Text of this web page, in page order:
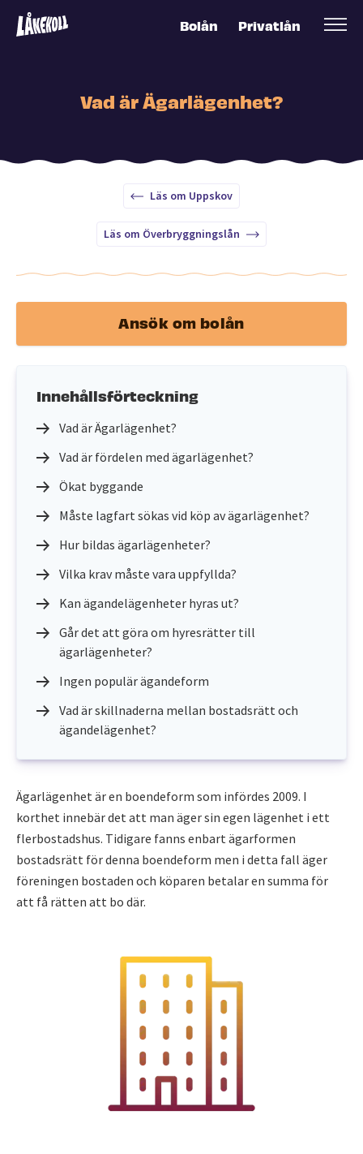
Bolån Privatlån
Vad är Ägarlägenhet?
Läs om Uppskov
Läs om Överbryggningslån
Ansök om bolån
Innehållsförteckning
Vad är Ägarlägenhet?
Vad är fördelen med ägarlägenhet?
Ökat byggande
Måste lagfart sökas vid köp av ägarlägenhet?
Hur bildas ägarlägenheter?
Vilka krav måste vara uppfyllda?
Kan ägandelägenheter hyras ut?
Går det att göra om hyresrätter till
ägarlägenheter?
Ingen populär ägandeform
Vad är skillnaderna mellan bostadsrätt och
ägandelägenhet?
Ägarlägenhet är en boendeform som infördes 2009. I
korthet innebär det att man äger sin egen lägenhet i ett
flerbostadshus. Tidigare fanns enbart ägarformen
bostadsrätt för denna boendeform men i detta fall äger
föreningen bostaden och köparen betalar en summa för
att få rätten att bo där.